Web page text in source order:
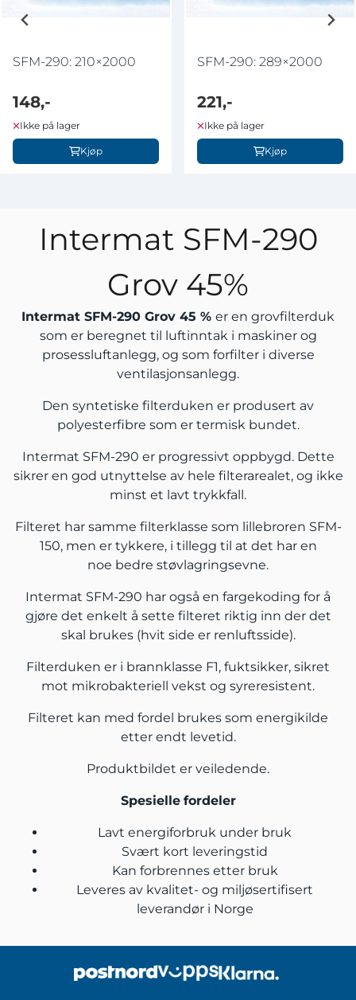
SFM-290: 210×2000
148,-
Ikke på lager
Kjøp
SFM-290: 289×2000
221,-
Ikke på lager
Kjøp
Intermat SFM-290
Grov 45%
Intermat SFM-290 Grov 45 % er en grovfilterduk
som er beregnet til luftinntak i maskiner og
prosessluftanlegg, og som forfilter i diverse
ventilasjonsanlegg.
Den syntetiske filterduken er produsert av
polyesterfibre som er termisk bundet.
Intermat SFM-290 er progressivt oppbygd. Dette
sikrer en god utnyttelse av hele filterarealet, og ikke
minst et lavt trykkfall.
Filteret har samme filterklasse som lillebroren SFM-
150, men er tykkere, i tillegg til at det har en
noe bedre støvlagringsevne.
Intermat SFM-290 har også en fargekoding for å
gjøre det enkelt å sette filteret riktig inn der det
skal brukes (hvit side er renluftsside).
Filterduken er i brannklasse F1, fuktsikker, sikret
mot mikrobakteriell vekst og syreresistent.
Filteret kan med fordel brukes som energikilde
etter endt levetid.
Produktbildet er veiledende.
Spesielle fordeler
Lavt energiforbruk under bruk
Svært kort leveringstid
Kan forbrennes etter bruk
Leveres av kvalitet- og miljøsertifisert
leverandør i Norge